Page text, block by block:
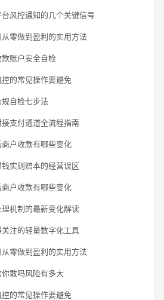
风控通知的几个关键信号
零做到盈利的实用方法
款账户安全自检
的常见操作要避免
规自检七步法
支付通道全流程指南
户收款有哪些变化
实则赔本的经营误区
户收款有哪些变化
机制的最新变化解读
注的轻量数字化工具
零做到盈利的实用方法
你敢吗风险有多大
的常见操作要避免